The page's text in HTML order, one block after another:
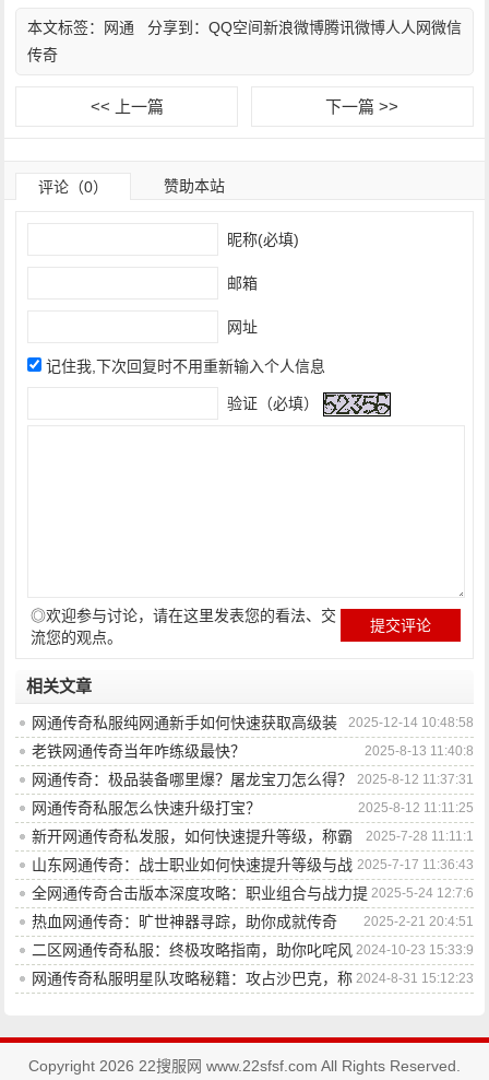
分享到： QQ空间新浪微博腾讯微博人人网微信
本文标签： 网通
传奇
<< 上一篇 下一篇 >>
评论（0） 赞助本站
昵称(必填)
邮箱
网址
记住我,下次回复时不用重新输入个人信息
验证（必填）
◎欢迎参与讨论，请在这里发表您的看法、交
流您的观点。
相关文章
2025-12-14 10:48:58
网通传奇私服纯网通新手如何快速获取高级装
备？
2025-8-13 11:40:8
老铁网通传奇当年咋练级最快？
2025-8-12 11:37:31
网通传奇：极品装备哪里爆？屠龙宝刀怎么得？
2025-8-12 11:11:25
网通传奇私服怎么快速升级打宝？
2025-7-28 11:11:1
新开网通传奇私发服，如何快速提升等级，称霸
服务器？
2025-7-17 11:36:43
山东网通传奇：战士职业如何快速提升等级与战
斗力？
2025-5-24 12:7:6
全网通传奇合击版本深度攻略：职业组合与战力提
升全解析
2025-2-21 20:4:51
热血网通传奇：旷世神器寻踪，助你成就传奇
2024-10-23 15:33:9
二区网通传奇私服：终极攻略指南，助你叱咤风
云
2024-8-31 15:12:23
网通传奇私服明星队攻略秘籍：攻占沙巴克，称
Copyright 2026 22搜服网 www.22sfsf.com All Rights Reserved.